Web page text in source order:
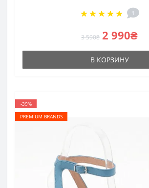
1
3 590₴ 2 990₴
В КОРЗИНУ
-39%
PREMIUM BRANDS